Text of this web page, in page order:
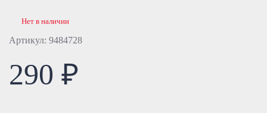
Артикул: 9484728
Нет в наличии
290 ₽